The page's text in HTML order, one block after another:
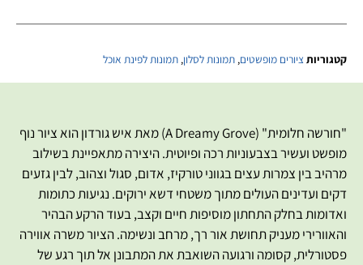
קטגוריותציורים מופשטים, תמונות לסלון, תמונות לפינת אוכל
"חורשה חלומית" (A Dreamy Grove) מאת איש גורדון הוא ציור נוף
מופשט ועשיר בצבעוניות רכה ופיוטית. היצירה מתאפיינת בשילוב
מרהיב בין צמרות עצים בגווני טורקיז, אדום, סגול וצהוב, לבין גזעים
דקים ועדינים העולים מתוך משטחי דשא ירוקים. נגיעות כתומות
ואדומות בחלק התחתון מוסיפות חיים וקצב, בעוד הרקע הבהיר
והאוורירי מעניק תחושת אור רך, מרחב ונשימה. הציור משרה אווירה
פסטורלית, קסומה ורגועה השואבת את המתבונן אל תוך רגע של